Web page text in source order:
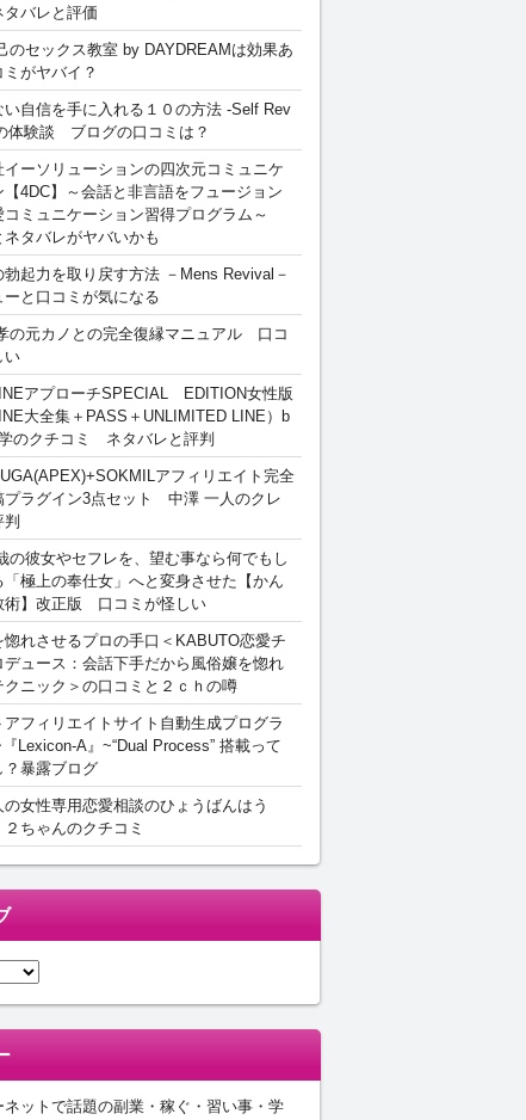
バレと評価
のセックス教室 by DAYDREAMは効果あ
ミがヤバイ？
い自信を手に入れる１０の方法 -Self Rev
体験談 ブログの口コミは？
イーソリューションの四次元コミュニケ
【4DC】～会話と非言語をフュージョン
コミュニケーション習得プログラム～
ネタバレがヤバいかも
勃起力を取り戻す方法 －Mens Revival－
ーと口コミが気になる
の元カノとの完全復縁マニュアル 口コ
い
アプローチSPECIAL EDITION女性版
大全集＋PASS＋UNLIMITED LINE）b
のクチコミ ネタバレと評判
アフィリエイト完全
プラグイン3点セット 中澤 一人のクレ
の彼女やセフレを、望む事なら何でもし
「極上の奉仕女」へと変身させた【かん
術】改正版 口コミが怪しい
惚れさせるプロの手口＜KABUTO恋愛チ
デュース：会話下手だから風俗嬢を惚れ
クニック＞の口コミと２ｃｈの噂
アフィリエイトサイト自動生成プログラ
『Lexicon-A』~“Dual Process” 搭載って
？暴露ブログ
の女性専用恋愛相談のひょうばんはう
ちゃんのクチコミ
ネットで話題の副業・稼ぐ・習い事・学